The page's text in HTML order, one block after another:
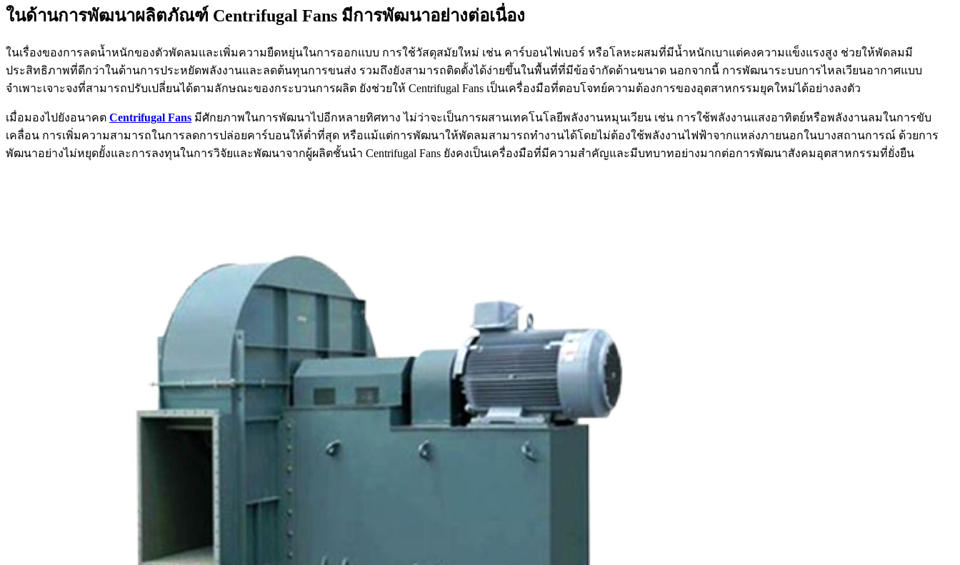
ในด้านการพัฒนาผลิตภัณฑ์ Centrifugal Fans มีการพัฒนาอย่างต่อเนื่อง
ในเรื่องของการลดน้ำหนักของตัวพัดลมและเพิ่มความยืดหยุ่นในการออกแบบ การใช้วัสดุสมัยใหม่ เช่น คาร์บอนไฟเบอร์ หรือโลหะผสมที่มีน้ำหนักเบาแต่คงความแข็งแรงสูง ช่วยให้พัดลมมี
ประสิทธิภาพที่ดีกว่าในด้านการประหยัดพลังงานและลดต้นทุนการขนส่ง รวมถึงยังสามารถติดตั้งได้ง่ายขึ้นในพื้นที่ที่มีข้อจำกัดด้านขนาด นอกจากนี้ การพัฒนาระบบการไหลเวียนอากาศแบบ
จำเพาะเจาะจงที่สามารถปรับเปลี่ยนได้ตามลักษณะของกระบวนการผลิต ยังช่วยให้ Centrifugal Fans เป็นเครื่องมือที่ตอบโจทย์ความต้องการของอุตสาหกรรมยุคใหม่ได้อย่างลงตัว
เมื่อมองไปยังอนาคต Centrifugal Fans มีศักยภาพในการพัฒนาไปอีกหลายทิศทาง ไม่ว่าจะเป็นการผสานเทคโนโลยีพลังงานหมุนเวียน เช่น การใช้พลังงานแสงอาทิตย์หรือพลังงานลมในการขับ
เคลื่อน การเพิ่มความสามารถในการลดการปล่อยคาร์บอนให้ต่ำที่สุด หรือแม้แต่การพัฒนาให้พัดลมสามารถทำงานได้โดยไม่ต้องใช้พลังงานไฟฟ้าจากแหล่งภายนอกในบางสถานการณ์ ด้วยการ
พัฒนาอย่างไม่หยุดยั้งและการลงทุนในการวิจัยและพัฒนาจากผู้ผลิตชั้นนำ Centrifugal Fans ยังคงเป็นเครื่องมือที่มีความสำคัญและมีบทบาทอย่างมากต่อการพัฒนาสังคมอุตสาหกรรมที่ยั่งยืน